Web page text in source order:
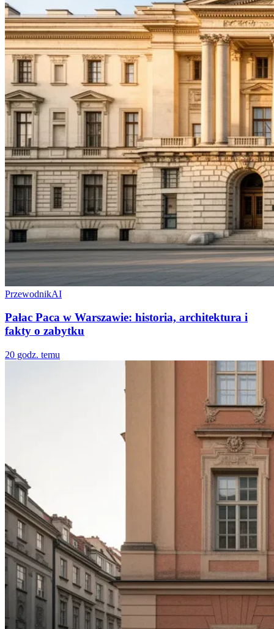
PrzewodnikAI
Pałac Paca w Warszawie: historia, architektura i
fakty o zabytku
20 godz. temu